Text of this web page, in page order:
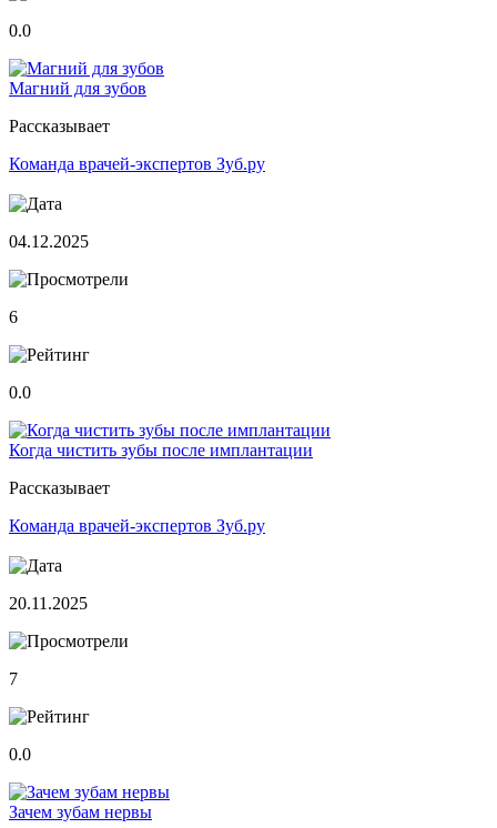
0.0
Магний для зубов
Рассказывает
Команда врачей-экспертов Зуб.ру
04.12.2025
6
0.0
Когда чистить зубы после имплантации
Рассказывает
Команда врачей-экспертов Зуб.ру
20.11.2025
7
0.0
Зачем зубам нервы